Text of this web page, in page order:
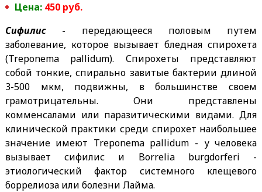
Цена: 450 руб.
Сифилис- передающееся половым путем
заболевание, которое вызывает бледная спирохета
(Treponema pallidum). Спирохеты представляют
собой тонкие, спирально завитые бактерии длиной
3-500 мкм, подвижны, в большинстве своем
грамотрицательны. Они представлены
комменсалами или паразитическими видами. Для
клинической практики среди спирохет наибольшее
значение имеют Treponema pallidum - у человека
вызывает сифилис и Borrelia burgdorferi -
этиологический фактор системного клещевого
боррелиоза или болезни Лайма.